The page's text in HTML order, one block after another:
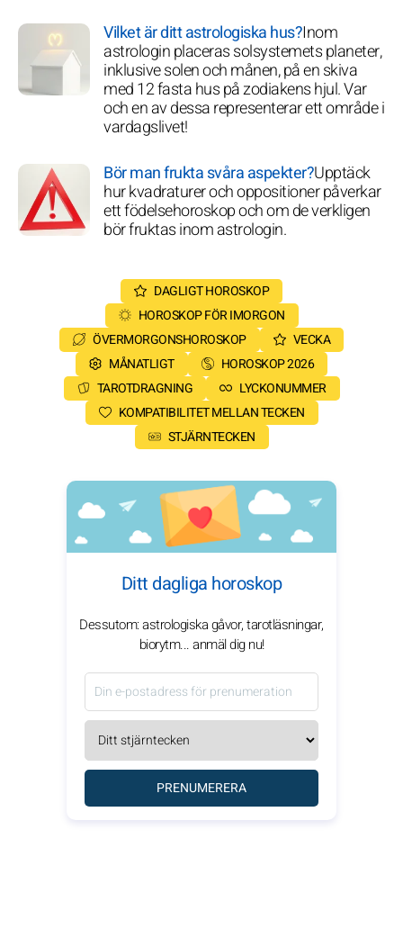
Vilket är ditt astrologiska hus?Inom
astrologin placeras solsystemets planeter,
inklusive solen och månen, på en skiva
med 12 fasta hus på zodiakens hjul. Var
och en av dessa representerar ett område i
vardagslivet!
Bör man frukta svåra aspekter?Upptäck
hur kvadraturer och oppositioner påverkar
ett födelsehoroskop och om de verkligen
bör fruktas inom astrologin.
DAGLIGT HOROSKOP
HOROSKOP FÖR IMORGON
ÖVERMORGONSHOROSKOP
VECKA
MÅNATLIGT
HOROSKOP 2026
TAROTDRAGNING
LYCKONUMMER
KOMPATIBILITET MELLAN TECKEN
STJÄRNTECKEN
Ditt dagliga horoskop
Dessutom: astrologiska gåvor, tarotläsningar,
biorytm... anmäl dig nu!
PRENUMERERA